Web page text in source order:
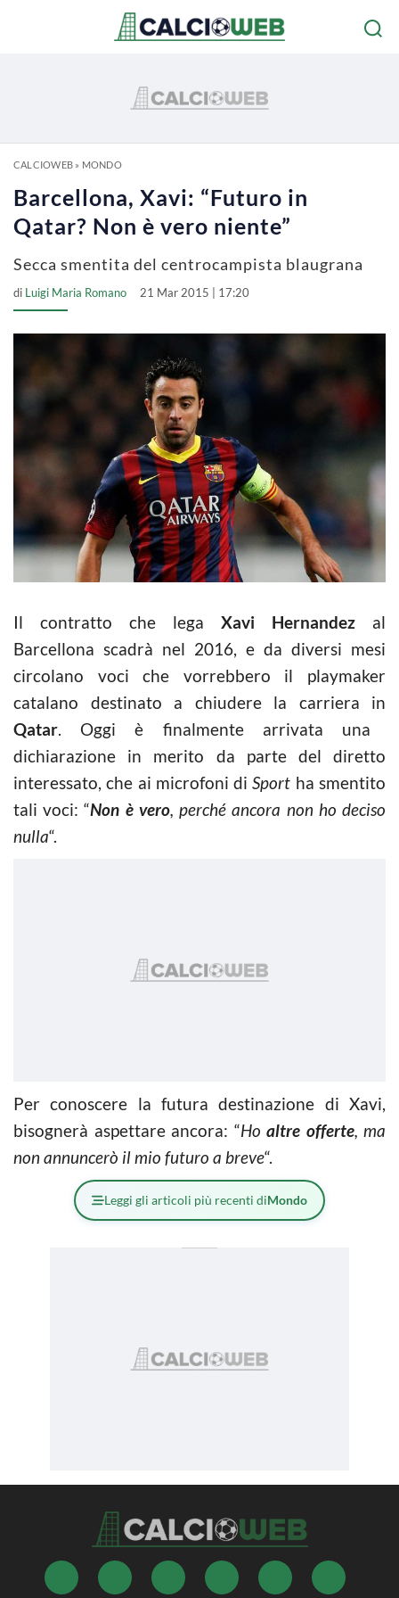
CALCIOWEB» MONDO
Barcellona, Xavi: “Futuro in
Qatar? Non è vero niente”
Secca smentita del centrocampista blaugrana
di Luigi Maria Romano 21 Mar 2015 | 17:20
Il contratto che lega Xavi Hernandez al
Barcellona scadrà nel 2016, e da diversi mesi
circolano voci che vorrebbero il playmaker
catalano destinato a chiudere la carriera in
Qatar. Oggi è finalmente arrivata una
dichiarazione in merito da parte del diretto
interessato, che ai microfoni diSport ha smentito
tali voci: “Non è vero, perché ancora non ho deciso
nulla“.
Per conoscere la futura destinazione di Xavi,
bisognerà aspettare ancora: “Ho altre offerte, ma
non annuncerò il mio futuro a breve“.
Leggi gli articoli più recenti diMondo